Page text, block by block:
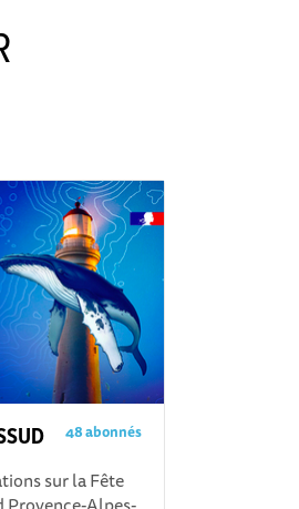
48 abonnés
sur la Fête